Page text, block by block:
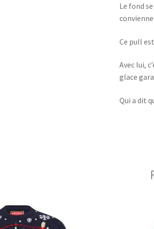
Le fond
Ce pull
Avec lui,
glace
Qui a dit